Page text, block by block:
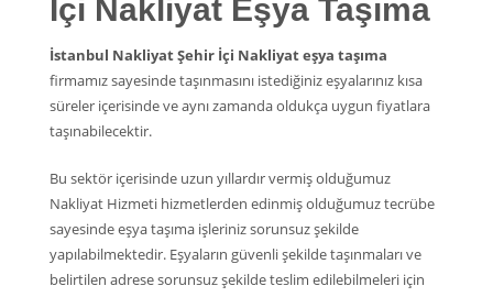
İçi Nakliyat Eşya Taşıma
İstanbul Nakliyat Şehir İçi Nakliyat eşya taşıma
firmamız sayesinde taşınmasını istediğiniz eşyalarınız kısa
süreler içerisinde ve aynı zamanda oldukça uygun fiyatlara
taşınabilecektir.
Bu sektör içerisinde uzun yıllardır vermiş olduğumuz
Nakliyat Hizmeti hizmetlerden edinmiş olduğumuz tecrübe
sayesinde eşya taşıma işleriniz sorunsuz şekilde
yapılabilmektedir. Eşyaların güvenli şekilde taşınmaları ve
belirtilen adrese sorunsuz şekilde teslim edilebilmeleri için